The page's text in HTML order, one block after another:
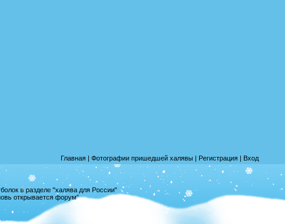
Главная | Фотографии пришедшей халявы | Регистрация | Вход
в разделе "халява для России"
открывается форум"